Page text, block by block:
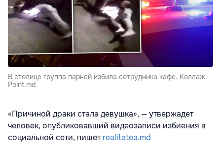
В столице группа парней избила сотрудника кафе. Коллаж:
Point.md
«Причиной драки стала девушка», — утвержадет
человек, опубликовавший видеозаписи избиения в
социальной сети, пишетrealitatea.md